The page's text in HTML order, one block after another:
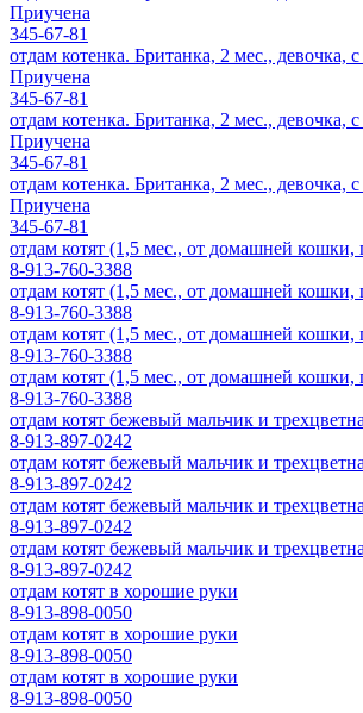
Приучена
345-67-81
отдам котенка. Британка, 2 мес., девочка,
Приучена
345-67-81
отдам котенка. Британка, 2 мес., девочка,
Приучена
345-67-81
отдам котенка. Британка, 2 мес., девочка,
Приучена
345-67-81
отдам котят (1,5 мес., от домашней
8-913-760-3388
отдам котят (1,5 мес., от домашней
8-913-760-3388
отдам котят (1,5 мес., от домашней
8-913-760-3388
отдам котят (1,5 мес., от домашней
8-913-760-3388
отдам котят бежевый мальчик и
8-913-897-0242
отдам котят бежевый мальчик и
8-913-897-0242
отдам котят бежевый мальчик и
8-913-897-0242
отдам котят бежевый мальчик и
8-913-897-0242
отдам котят в хорошие руки
8-913-898-0050
отдам котят в хорошие руки
8-913-898-0050
отдам котят в хорошие руки
8-913-898-0050